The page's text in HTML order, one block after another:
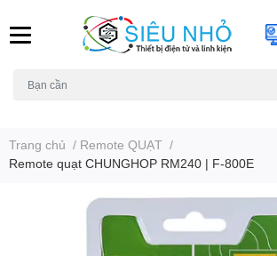
Trang chủ / Remote QUẠT /
Remote quạt CHUNGHOP RM240 | F-800E